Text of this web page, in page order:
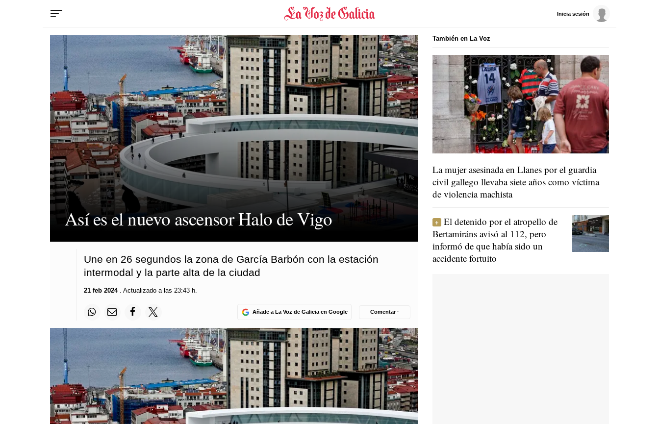
Inicia sesión
Así es el nuevo ascensor Halo de Vigo
Une en 26 segundos la zona de García Barbón con la estación
intermodal y la parte alta de la ciudad
21 feb 2024. Actualizado a las 23:43 h.
Añade a La Voz de Galicia en Google Comentar ·
También en La Voz
La mujer asesinada en Llanes por el guardia
civil gallego llevaba siete años como víctima
de violencia machista
El detenido por el atropello de
Bertamiráns avisó al 112, pero
informó de que había sido un
accidente fortuito